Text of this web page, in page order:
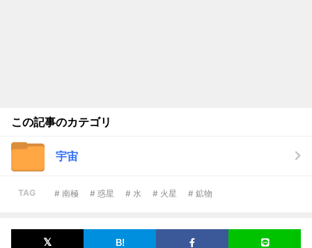
この記事のカテゴリ
宇宙
TAG # 南極 # 惑星 # 水 # 火星 # 鉱物